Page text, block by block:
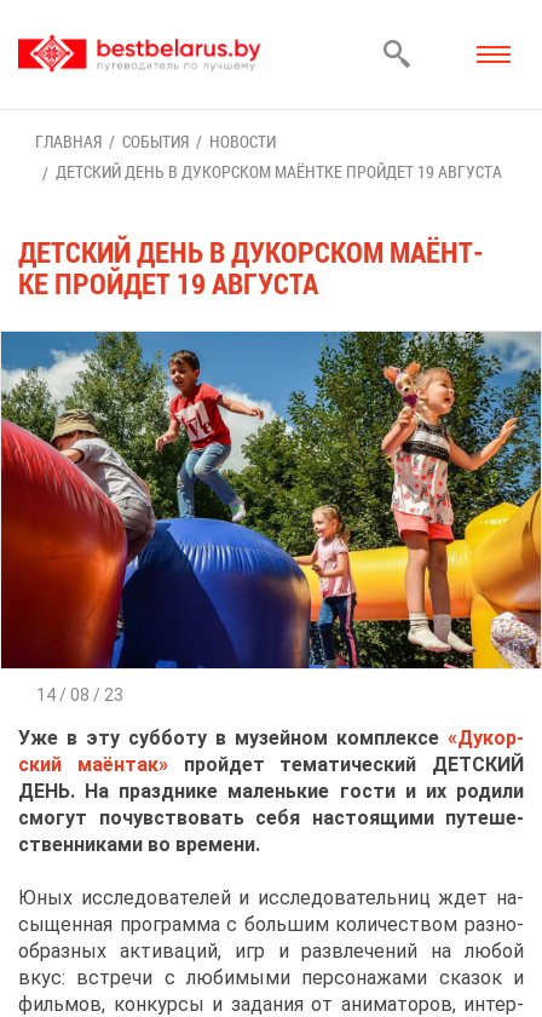
ГЛАВ­НАЯ СО­БЫ­ТИЯ
НО­ВО­СТИ
ДЕТ­СКИЙ ДЕНЬ В ДУ­КОР­СКОМ МА­ЁНТ­КЕ ПРОЙ­ДЕТ 19 АВ­ГУ­СТА
ДЕТ­СКИЙ ДЕНЬ В ДУ­КОР­СКОМ МА­ЁНТ­
КЕ ПРОЙ­ДЕТ 19 АВ­ГУ­СТА
14 / 08 / 23
Уже в эту суб­бо­ту в му­зей­ном ком­плек­се «Ду­кор­
ский ма­ён­так»
прой­дет те­ма­ти­че­ский ДЕТ­СКИЙ
ДЕНЬ. На празд­ни­ке ма­лень­кие го­сти и их ро­ди­ли
смо­гут по­чув­ство­вать се­бя на­сто­я­щи­ми пу­те­ше­
ствен­ни­ка­ми во вре­ме­ни.
Юных ис­сле­до­ва­те­лей и ис­сле­до­ва­тель­ниц ждет на­
сы­щен­ная про­грам­ма с боль­шим ко­ли­че­ством раз­но­
об­раз­ных ак­ти­ва­ций, игр и раз­вле­че­ний на лю­бой
вкус: встре­чи с лю­би­мы­ми пер­со­на­жа­ми ска­зок и
филь­мов, кон­кур­сы и за­да­ния от ани­ма­то­ров, ин­тер­